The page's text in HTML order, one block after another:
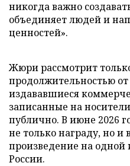
никогда важно
объединяет людей и
ценностей».
Жюри рассмотрит
продолжительностью
издававшиеся
записанные на
публично. В июне 2026
не только награду, но и
произведение на
России.